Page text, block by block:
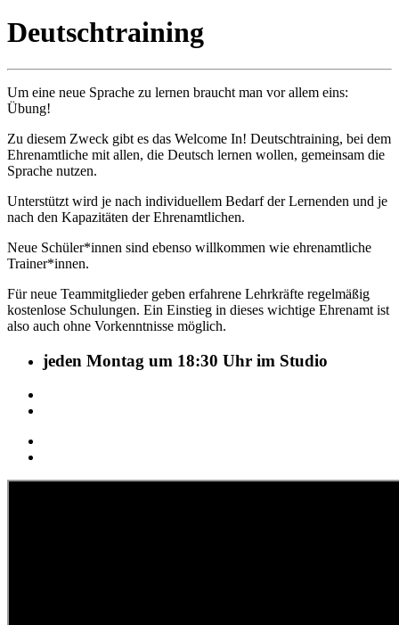
Deutschtraining
Um eine neue Sprache zu lernen braucht man vor allem eins:
Übung!
Zu diesem Zweck gibt es das Welcome In! Deutschtraining, bei dem
Ehrenamtliche mit allen, die Deutsch lernen wollen, gemeinsam die
Sprache nutzen.
Unterstützt wird je nach individuellem Bedarf der Lernenden und je
nach den Kapazitäten der Ehrenamtlichen.
Neue Schüler*innen sind ebenso willkommen wie ehrenamtliche
Trainer*innen.
Für neue Teammitglieder geben erfahrene Lehrkräfte regelmäßig
kostenlose Schulungen. Ein Einstieg in dieses wichtige Ehrenamt ist
also auch ohne Vorkenntnisse möglich.
jeden Montag um 18:30 Uhr im Studio